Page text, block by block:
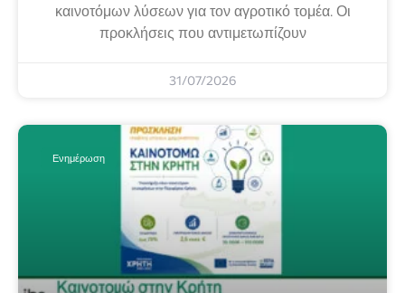
καινοτόμων λύσεων για τον αγροτικό τομέα. Οι
προκλήσεις που αντιμετωπίζουν
31/07/2026
Ενημέρωση